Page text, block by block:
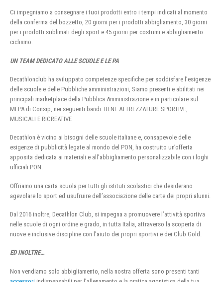
Ci impegniamo a consegnare i tuoi prodotti entro i tempi indicati al momento
della conferma del bozzetto, 20 giorni per i prodotti abbigliamento, 30 giorni
per i prodotti sublimati degli sport e 45 giorni per costumi e abbigliamento
ciclismo.
UN TEAM DEDICATO ALLE SCUOLE E LE PA
Decathlonclub ha sviluppato competenze specifiche per soddisfare l’esigenze
delle scuole e delle Pubbliche amministrazioni, Siamo presenti e abilitati nei
principali marketplace della Pubblica Amministrazione e in particolare sul
MEPA di Consip, nei seguenti bandi: BENI: ATTREZZATURE SPORTIVE,
MUSICALI E RICREATIVE
Decathlon è vicino ai bisogni delle scuole italiane e, consapevole delle
esigenze di pubblicità legate al mondo del PON, ha costruito un’offerta
apposita dedicata ai materiali e all’abbigliamento personalizzabile con i loghi
ufficiali PON.
Offriamo una carta scuola per tutti gli istituti scolastici che desiderano
agevolare lo sport ed usufruire dell’associazione delle carte dei propri alunni.
Dal 2016 inoltre, Decathlon Club, si impegna a promuovere l’attività sportiva
nelle scuole di ogni ordine e grado, in tutta Italia, attraverso la scoperta di
nuove e inclusive discipline con l’aiuto dei propri sportivi e dei Club Gold.
ED INOLTRE…
Non vendiamo solo abbigliamento, nella nostra offerta sono presenti tanti